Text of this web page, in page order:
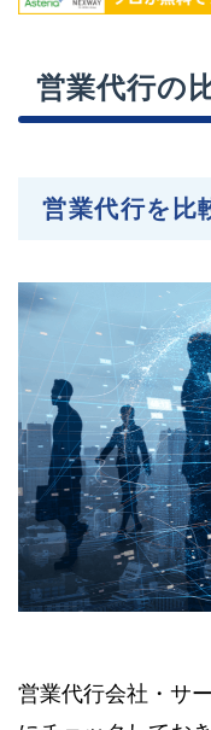
営業代行の
営業代行を比
営業代行会社・サ